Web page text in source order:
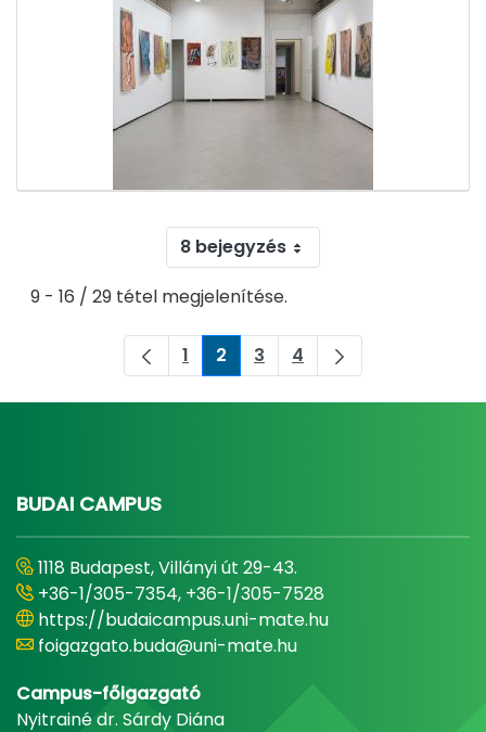
8 bejegyzés
9 - 16 / 29 tétel megjelenítése.
Oldal
1 Oldal
2 Oldal
3 Oldal
4
BUDAI CAMPUS
1118 Budapest, Villányi út 29-43.
+36-1/305-7354, +36-1/305-7528
https://budaicampus.uni-mate.hu
foigazgato.buda@uni-mate.hu
Campus-főigazgató
Nyitrainé dr. Sárdy Diána